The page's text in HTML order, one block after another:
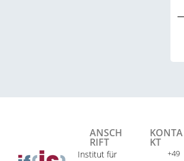
ANSCH
RIFT
Institut für
KONTA
KT
+49